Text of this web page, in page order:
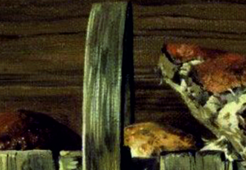
Рассказовская
Ангорка Рассказовская
пряжа
Верблюжий пух
Рассказовский
показать еще
сказка
Пряжа Троицкая Кроха
Пряжа Троицкая Купец
показать еще
Семёновская пряжа Пряжа Nako